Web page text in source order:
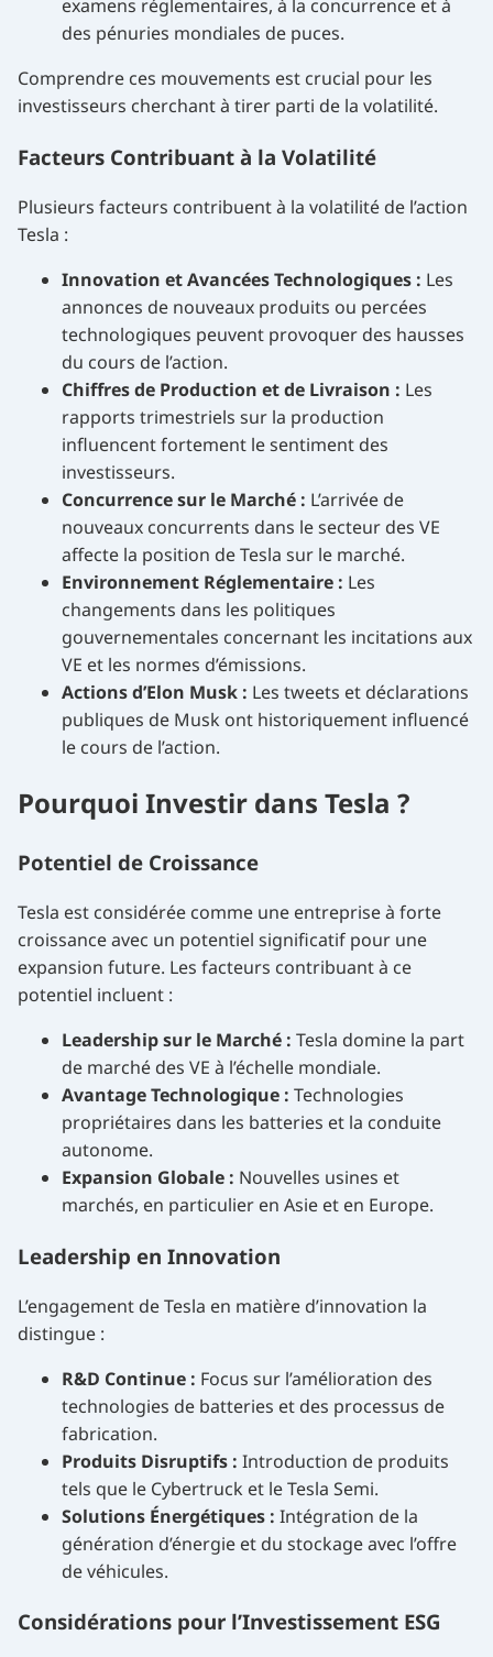
examens réglementaires, à la concurrence et à
des pénuries mondiales de puces.
Comprendre ces mouvements est crucial pour les
investisseurs cherchant à tirer parti de la volatilité.
Facteurs Contribuant à la Volatilité
Plusieurs facteurs contribuent à la volatilité de l’action
Tesla :
Innovation et Avancées Technologiques : Les
annonces de nouveaux produits ou percées
technologiques peuvent provoquer des hausses
du cours de l’action.
Chiffres de Production et de Livraison : Les
rapports trimestriels sur la production
influencent fortement le sentiment des
investisseurs.
Concurrence sur le Marché : L’arrivée de
nouveaux concurrents dans le secteur des VE
affecte la position de Tesla sur le marché.
Environnement Réglementaire : Les
changements dans les politiques
gouvernementales concernant les incitations aux
VE et les normes d’émissions.
Actions d’Elon Musk : Les tweets et déclarations
publiques de Musk ont historiquement influencé
le cours de l’action.
Pourquoi Investir dans Tesla ?
Potentiel de Croissance
Tesla est considérée comme une entreprise à forte
croissance avec un potentiel significatif pour une
expansion future. Les facteurs contribuant à ce
potentiel incluent :
Leadership sur le Marché : Tesla domine la part
de marché des VE à l’échelle mondiale.
Avantage Technologique : Technologies
propriétaires dans les batteries et la conduite
autonome.
Expansion Globale : Nouvelles usines et
marchés, en particulier en Asie et en Europe.
Leadership en Innovation
L’engagement de Tesla en matière d’innovation la
distingue :
R&D Continue : Focus sur l’amélioration des
technologies de batteries et des processus de
fabrication.
Produits Disruptifs : Introduction de produits
tels que le Cybertruck et le Tesla Semi.
Solutions Énergétiques : Intégration de la
génération d’énergie et du stockage avec l’offre
de véhicules.
Considérations pour l’Investissement ESG